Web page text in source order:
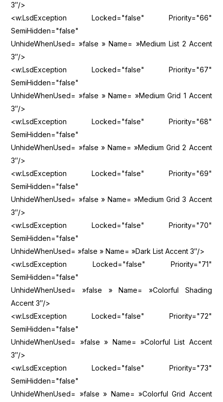
3″/>
<w:LsdException Locked="false" Priority="66"
SemiHidden="false"
UnhideWhenUsed= »false » Name= »Medium List 2 Accent
3″/>
<w:LsdException Locked="false" Priority="67"
SemiHidden="false"
UnhideWhenUsed= »false » Name= »Medium Grid 1 Accent
3″/>
<w:LsdException Locked="false" Priority="68"
SemiHidden="false"
UnhideWhenUsed= »false » Name= »Medium Grid 2 Accent
3″/>
<w:LsdException Locked="false" Priority="69"
SemiHidden="false"
UnhideWhenUsed= »false » Name= »Medium Grid 3 Accent
3″/>
<w:LsdException Locked="false" Priority="70"
SemiHidden="false"
UnhideWhenUsed= »false » Name= »Dark List Accent 3″/>
<w:LsdException Locked="false" Priority="71"
SemiHidden="false"
UnhideWhenUsed= »false » Name= »Colorful Shading
Accent 3″/>
<w:LsdException Locked="false" Priority="72"
SemiHidden="false"
UnhideWhenUsed= »false » Name= »Colorful List Accent
3″/>
<w:LsdException Locked="false" Priority="73"
SemiHidden="false"
UnhideWhenUsed= »false » Name= »Colorful Grid Accent